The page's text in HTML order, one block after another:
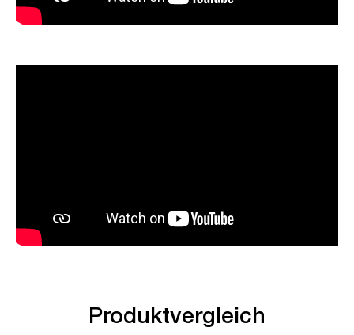
Produktvergleich